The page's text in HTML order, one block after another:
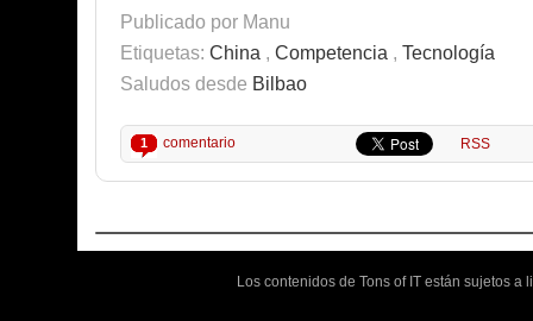
Publicado por Manu
Etiquetas: China , Competencia , Tecnología
Saludos desde Bilbao
1 comentario RSS
Los contenidos de Tons of IT están sujetos a